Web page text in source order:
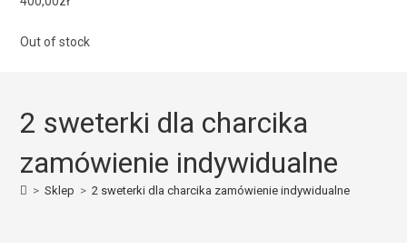
Out of stock
2 sweterki dla charcika
zamówienie indywidualne
> Sklep > 2 sweterki dla charcika zamówienie indywidualne